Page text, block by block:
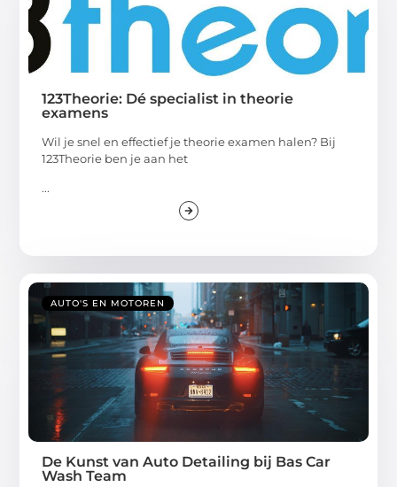
123Theorie: Dé specialist in theorie
examens
Wil je snel en effectief je theorie examen halen? Bij
123Theorie ben je aan het
...
AUTO'S EN MOTOREN
De Kunst van Auto Detailing bij Bas Car
Wash Team